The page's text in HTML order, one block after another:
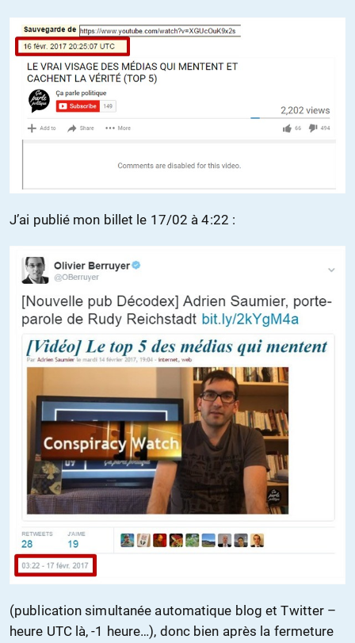
J’ai publié mon billet le 17/02 à 4:22 :
(publication simultanée automatique blog et Twitter –
heure UTC là, -1 heure…), donc bien après la fermeture